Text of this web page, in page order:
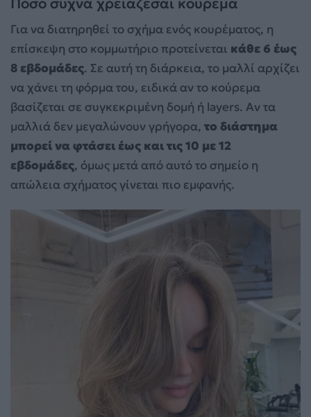
Για να διατηρηθεί το σχήμα ενός κουρέματος, η
επίσκεψη στο κομμωτήριο προτείνεται κάθε 6 έως
8 εβδομάδες. Σε αυτή τη διάρκεια, το μαλλί αρχίζει
να χάνει τη φόρμα του, ειδικά αν το κούρεμα
βασίζεται σε συγκεκριμένη δομή ή layers. Αν τα
μαλλιά δεν μεγαλώνουν γρήγορα, το διάστημα
μπορεί να φτάσει έως και τις 10 με 12
εβδομάδες, όμως μετά από αυτό το σημείο η
απώλεια σχήματος γίνεται πιο εμφανής.